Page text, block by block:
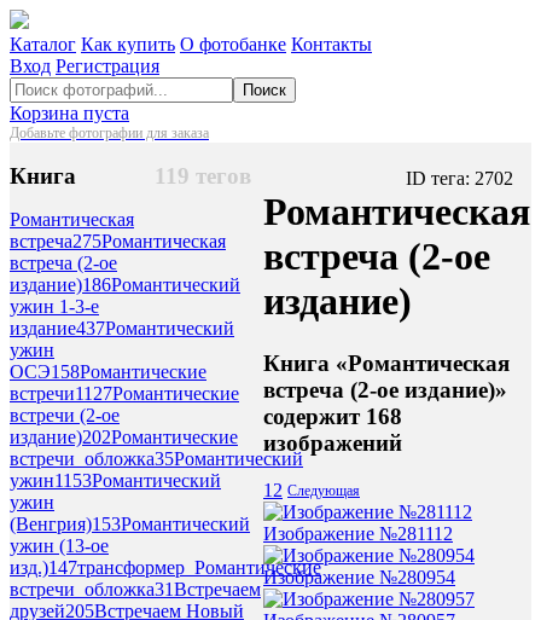
Каталог Как купить О фотобанке Контакты
Вход Регистрация
Поиск
Корзина пуста
Добавьте фотографии для заказа
119 тегов
Книга
Романтическая
встреча275Романтическая
встреча (2-ое
издание)186Романтический
ужин 1-3-е
издание437Романтический
ужин
ОСЭ158Романтические
встречи1127Романтические
встречи (2-ое
издание)202Романтические
встречи_обложка35Романтический
ужин1153Романтический
ужин
(Венгрия)153Романтический
ужин (13-ое
изд.)147трансформер_Романтические
встречи_обложка31Встречаем
друзей205Встречаем Новый
ID тега: 2702
Романтическая
встреча (2-ое
издание)
Книга «Романтическая
встреча (2-ое издание)»
содержит 168
изображений
1 2 Следующая
Изображение №281112
Изображение №280954